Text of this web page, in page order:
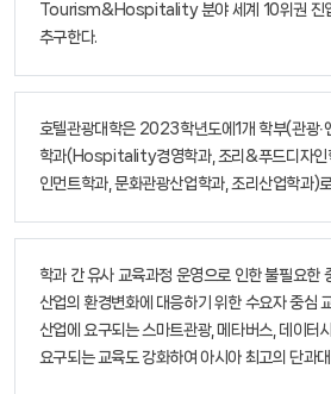
Tourism&Hospitality 분야 세계 10위권 진
추구한다.
호텔관광대학은 2023학년도에1개 학부(관광∙
학과(Hospitality경영학과, 조리&푸드디자인
인먼트학과, 문화관광산업학과, 조리산업학과)
학과 간 유사 교육과정 운영으로 인한 불필요한
산업의 환경변화에 대응하기 위한 수요자 중심
산업에 요구되는 스마트관광, 메타버스, 데이터
요구되는 교육도 강화하여 아시아 최고의 단과